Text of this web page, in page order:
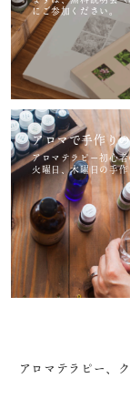
にご参加ください。
アロマで手作り
アロマテラピー初心者
火曜日、木曜日の手
アロマテラピー、